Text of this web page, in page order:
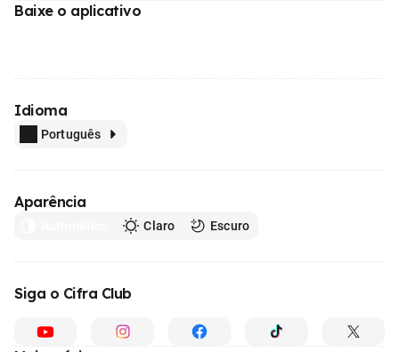
Baixe o aplicativo
Idioma
Português
Aparência
Claro Escuro
Siga o Cifra Club